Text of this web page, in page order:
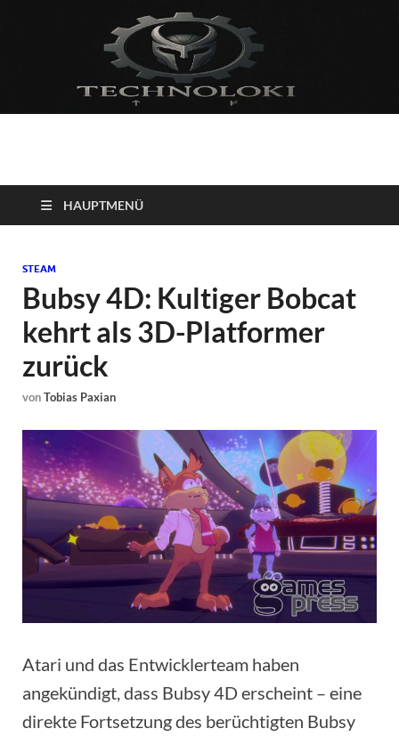
Technoloki: Gaming
und Entertainment
News
Blockbuster, Indie-Perlen und Retro-Klassiker.
HAUPTMENÜ
STEAM
Bubsy 4D: Kultiger Bobcat
kehrt als 3D-Platformer
zurück
vonTobias Paxian
Atari und das Entwicklerteam haben
angekündigt, dass Bubsy 4D erscheint – eine
direkte Fortsetzung des berüchtigten Bubsy